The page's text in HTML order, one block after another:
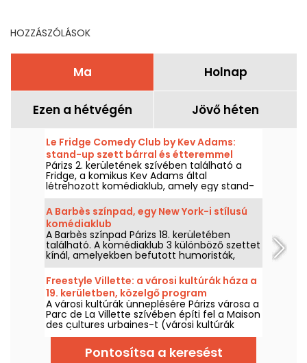
HOZZÁSZÓLÁSOK
Ma Holnap
Ezen a hétvégén Jövő héten
Le Fridge Comedy Club by Kev Adams:
stand-up szett bárral és étteremmel
Párizsban, véleményünk szerint
Párizs 2. kerületének szívében található a
Fridge, a komikus Kev Adams által
létrehozott komédiaklub, amely egy stand-
up színpaddal rendelkezik, ahol a jelenlegi és
jövőbeli tehetségek osztoznak a színpadon,
valamint egy bár kreatív koktélokkal és egy
étteremmel.
A Barbès színpad, egy New York-i stílusú
komédiaklub
A Barbès színpad Párizs 18. kerületében
található. A komédiaklub 3 különböző szettet
kínál, amelyekben befutott humoristák,
potenciális jövőbeli stand-up sztárok, sőt
olyan művészek is fellépnek, akik először
lépnek színpadra.
Freestyle Villette: a városi kultúrák háza a
19. kerületben, közelgő program
A városi kultúrák ünneplésére Párizs városa a
Parc de La Villette szívében építi fel a Maison
des cultures urbaines-t (városi kultúrák
háza). 2025. október 4-től felfedezheti a
városi táncot, zenét, sportot és utcai
művészetet.Pontosítsa a keresést